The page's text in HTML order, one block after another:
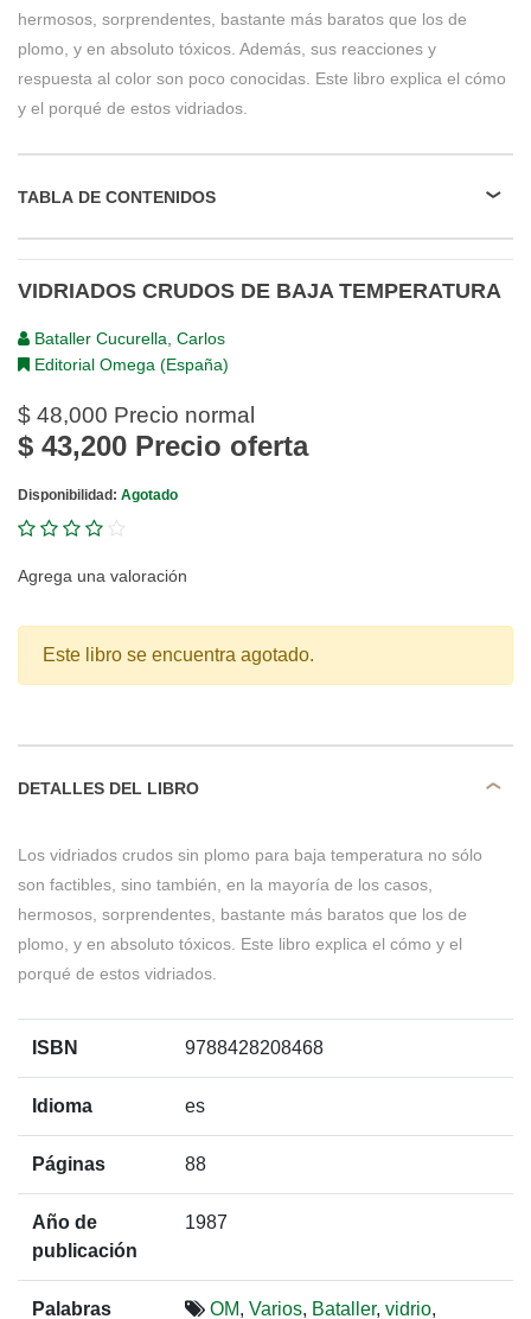
hermosos, sorprendentes, bastante más baratos que los de
plomo, y en absoluto tóxicos. Además, sus reacciones y
respuesta al color son poco conocidas. Este libro explica el cómo
y el porqué de estos vidriados.
TABLA DE CONTENIDOS
VIDRIADOS CRUDOS DE BAJA TEMPERATURA
Bataller Cucurella, Carlos
Editorial Omega (España)
$ 48,000 Precio normal
$ 43,200 Precio oferta
Disponibilidad: Agotado
Agrega una valoración
Este libro se encuentra agotado.
DETALLES DEL LIBRO
Los vidriados crudos sin plomo para baja temperatura no sólo
son factibles, sino también, en la mayoría de los casos,
hermosos, sorprendentes, bastante más baratos que los de
plomo, y en absoluto tóxicos. Este libro explica el cómo y el
porqué de estos vidriados.
ISBN 9788428208468
Idioma es
Páginas 88
Año de
publicación
1987
Palabras OM, Varios, Bataller, vidrio,